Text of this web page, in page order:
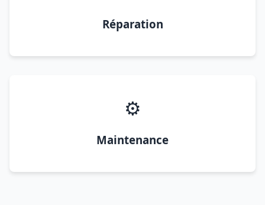
Réparation
⚙️
Maintenance